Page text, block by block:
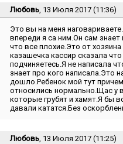
Любовь, 13 Июля 2017 (11:36)
Это вы на меня
впереди я са ним.Он сам
что все плохие.Это от
казашечка кассир сказала
подчиняетесь.Я не написала
знает про кого написала.Это
дошло.Ребенок мой тут
относились нормально.Щас у
которые грубят и хамят.Я бы
давали кататся.Без
Любовь, 13 Июля 2017 (11:25)